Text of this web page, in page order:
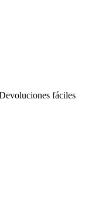
fáciles